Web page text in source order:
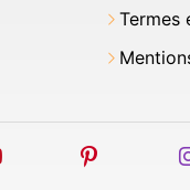
Termes
youtube pinterest